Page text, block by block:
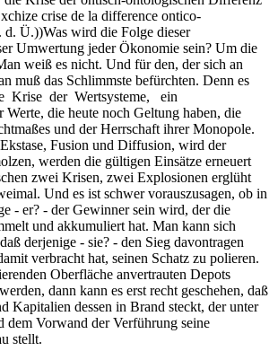
crise de la difference ontico-
Ü.))Was wird die Folge dieser
Umwertung jeder Ökonomie sein? Um die
weiß es nicht. Und für den, der sich an
muß das Schlimmste befürchten. Denn es
Krise der Wertsysteme, ein
Werte, die heute noch Geltung haben, die
und der Herrschaft ihrer Monopole.
Fusion und Diffusion, wird der
werden die gültigen Einsätze erneuert
zwei Krisen, zwei Explosionen erglüht
Und es ist schwer vorauszusagen, ob in
- er? - der Gewinner sein wird, der die
und akkumuliert hat. Man kann sich
derjenige - sie? - den Sieg davontragen
verbracht hat, seinen Schatz zu polieren.
Oberfläche anvertrauten Depots
dann kann es erst recht geschehen, daß
Kapitalien dessen in Brand steckt, der unter
dem Vorwand der Verführung seine
stellt.